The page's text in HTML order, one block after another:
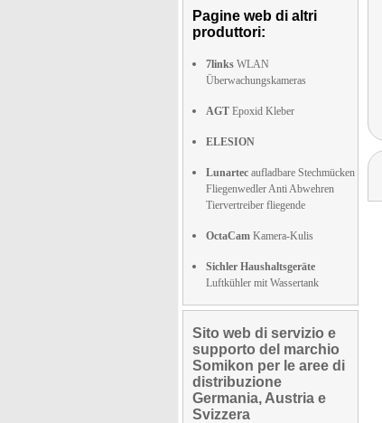
Pagine web di altri
produttori:
7links WLAN
Überwachungskameras
AGT Epoxid Kleber
ELESION
Lunartec aufladbare Stechmücken
Fliegenwedler Anti Abwehren
Tiervertreiber fliegende
OctaCam Kamera-Kulis
Sichler Haushaltsgeräte
Luftkühler mit Wassertank
Sito web di servizio e
supporto del marchio
Somikon per le aree di
distribuzione
Germania, Austria e
Svizzera